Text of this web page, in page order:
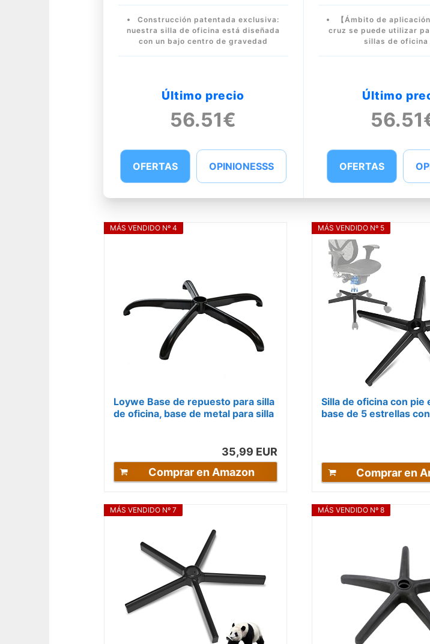
Construcción patentada exclusiva:
nuestra silla de oficina está diseñada
con un bajo centro de gravedad
Último precio
56.51€
OFERTAS OPINIONESSS
【Ámbito de
cruz se puede utilizar
sillas de oficina
Último
OFERTAS
MÁS VENDIDO Nº 4
Loywe Base de repuesto para silla
de oficina, base de metal para silla
35,99 EUR
Comprar en Amazon
MÁS VENDIDO Nº 5
Silla de oficina con pie
base de 5 estrellas
Comprar en
MÁS VENDIDO Nº 7 MÁS VENDIDO Nº 8